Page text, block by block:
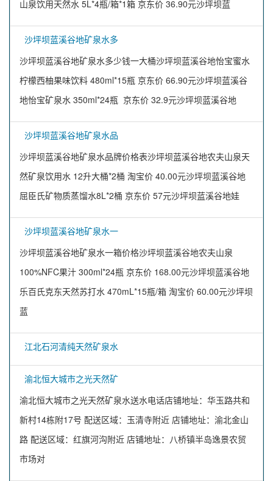
山泉饮用天然水 5L*4瓶/箱*1箱 京东价 36.90元沙坪坝蓝
沙坪坝蓝溪谷地矿泉水多
沙坪坝蓝溪谷地矿泉水多少钱一大桶沙坪坝蓝溪谷地怡宝蜜水
柠檬西柚果味饮料 480ml*15瓶 京东价 66.90元沙坪坝蓝溪谷
地怡宝矿泉水 350ml*24瓶 京东价 32.9元沙坪坝蓝溪谷地
沙坪坝蓝溪谷地矿泉水品
沙坪坝蓝溪谷地矿泉水品牌价格表沙坪坝蓝溪谷地农夫山泉天
然矿泉饮用水 12升大桶*2桶 淘宝价 40.00元沙坪坝蓝溪谷地
屈臣氏矿物质蒸馏水8L*2桶 京东价 57元沙坪坝蓝溪谷地娃
沙坪坝蓝溪谷地矿泉水一
沙坪坝蓝溪谷地矿泉水一箱价格沙坪坝蓝溪谷地农夫山泉
100%NFC果汁 300ml*24瓶 京东价 168.00元沙坪坝蓝溪谷地
乐百氏克东天然苏打水 470mL*15瓶/箱 淘宝价 60.00元沙坪坝
蓝
江北石河清纯天然矿泉水
渝北恒大城市之光天然矿
渝北恒大城市之光天然矿泉水送水电话店铺地址：华玉路共和
新村14栋附17号 配送区域：玉清寺附近 店铺地址：渝北金山
路 配送区域：红旗河沟附近 店铺地址：八桥镇半岛逸景农贸
市场对